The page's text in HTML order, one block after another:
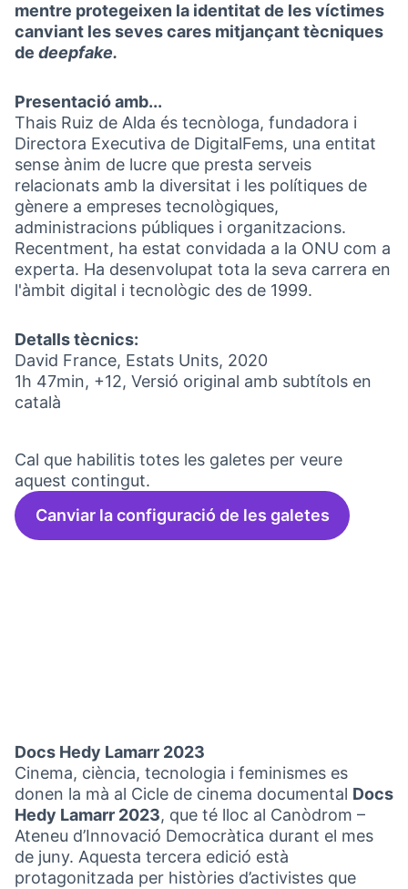
mentre protegeixen la identitat de les víctimes
canviant les seves cares mitjançant tècniques
de deepfake.
Presentació amb...
Thais Ruiz de Alda és tecnòloga, fundadora i
Directora Executiva de DigitalFems, una entitat
sense ànim de lucre que presta serveis
relacionats amb la diversitat i les polítiques de
gènere a empreses tecnològiques,
administracions públiques i organitzacions.
Recentment, ha estat convidada a la ONU com a
experta. Ha desenvolupat tota la seva carrera en
l'àmbit digital i tecnològic des de 1999.
Detalls tècnics:
David France, Estats Units, 2020
1h 47min, +12, Versió original amb subtítols en
català
Cal que habilitis totes les galetes per veure
aquest contingut.
Canviar la configuració de les galetes
Docs Hedy Lamarr 2023
Cinema, ciència, tecnologia i feminismes es
donen la mà al Cicle de cinema documental Docs
Hedy Lamarr 2023, que té lloc al Canòdrom –
Ateneu d’Innovació Democràtica durant el mes
de juny. Aquesta tercera edició està
protagonitzada per històries d’activistes que